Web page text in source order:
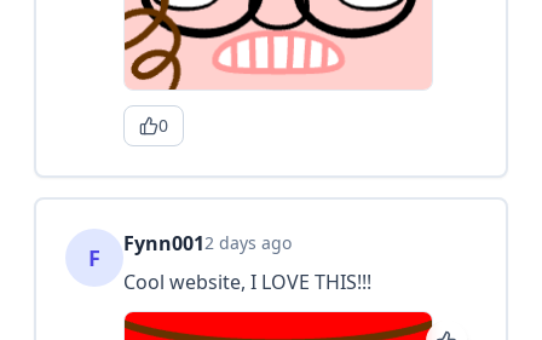
0
F Fynn0012 days ago
Cool website, I LOVE THIS!!!